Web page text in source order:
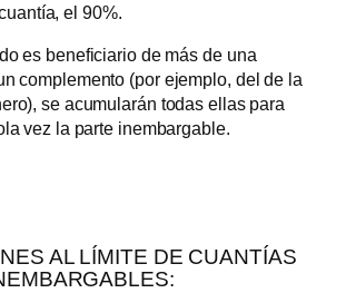
el 90%.
es beneficiario de más de una
complemento (por ejemplo, del de la
se acumularán todas ellas para
vez la parte inembargable.
AL LÍMITE DE CUANTÍAS